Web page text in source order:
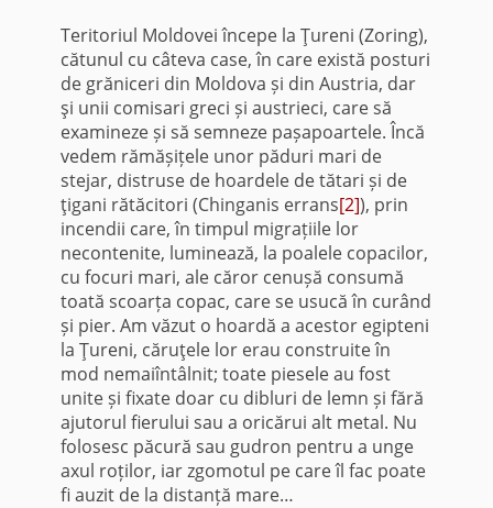
Teritoriul Moldovei începe la Ţureni (Zoring),
cătunul cu câteva case, în care există posturi
de grăniceri din Moldova și din Austria, dar
şi unii comisari greci și austrieci, care să
examineze și să semneze pașapoartele. Încă
vedem rămășițele unor păduri mari de
stejar, distruse de hoardele de tătari și de
ţigani rătăcitori (Chinganis errans[2]), prin
incendii care, în timpul migrațiile lor
necontenite, luminează, la poalele copacilor,
cu focuri mari, ale căror cenușă consumă
toată scoarța copac, care se usucă în curând
și pier. Am văzut o hoardă a acestor egipteni
la Ţureni, căruţele lor erau construite în
mod nemaiîntâlnit; toate piesele au fost
unite și fixate doar cu dibluri de lemn și fără
ajutorul fierului sau a oricărui alt metal. Nu
folosesc păcură sau gudron pentru a unge
axul roților, iar zgomotul pe care îl fac poate
fi auzit de la distanță mare…